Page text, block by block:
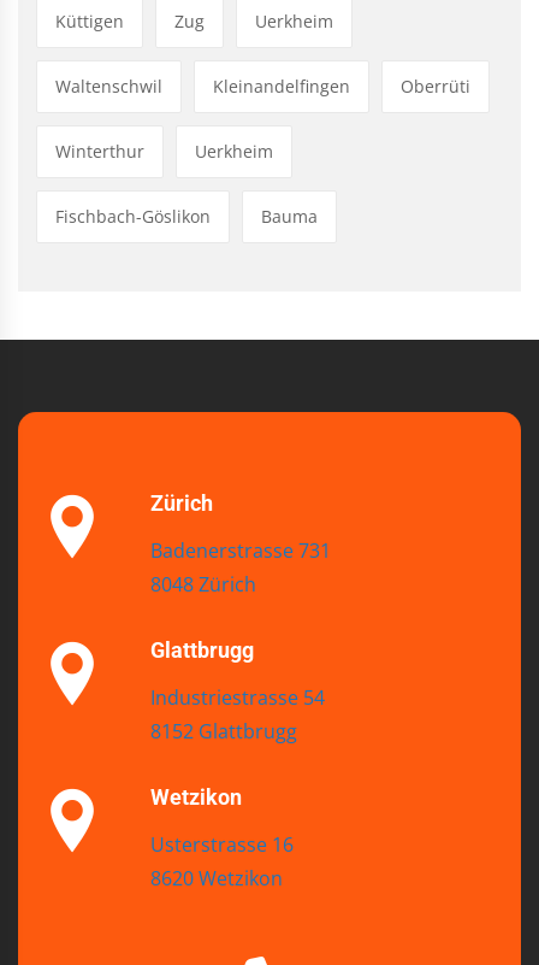
Küttigen Zug Uerkheim
Waltenschwil Kleinandelfingen Oberrüti
Winterthur Uerkheim
Fischbach-Göslikon Bauma
Zürich
Badenerstrasse 731
8048 Zürich
Glattbrugg
Industriestrasse 54
8152 Glattbrugg
Wetzikon
Usterstrasse 16
8620 Wetzikon